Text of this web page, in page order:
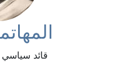
قائد